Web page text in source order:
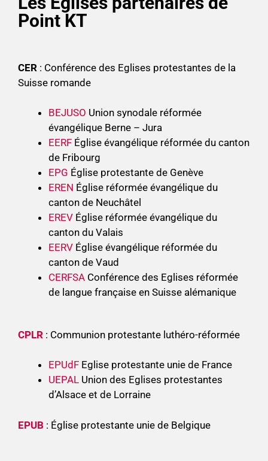
Point KT
CER : Conférence des Eglises protestantes de la
Suisse romande
BEJUSO Union synodale réformée
évangélique Berne – Jura
EERF Église évangélique réformée du canton
de Fribourg
EPG Église protestante de Genève
EREN Église réformée évangélique du
canton de Neuchâtel
EREV Église réformée évangélique du
canton du Valais
EERV Église évangélique réformée du
canton de Vaud
CERFSA Conférence des Eglises réformée
de langue française en Suisse alémanique
CPLR : Communion protestante luthéro-réformée
EPUdF Eglise protestante unie de France
UEPAL Union des Eglises protestantes
d’Alsace et de Lorraine
EPUB : Église protestante unie de Belgique